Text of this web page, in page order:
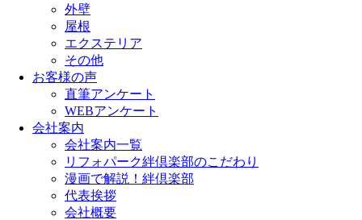
外壁
屋根
エクステリア
その他
お客様の声
直筆アンケート
WEBアンケート
会社案内
会社案内一覧
リフォパーク絆倶楽部のこだわり
漫画で解説！絆倶楽部
代表挨拶
会社概要